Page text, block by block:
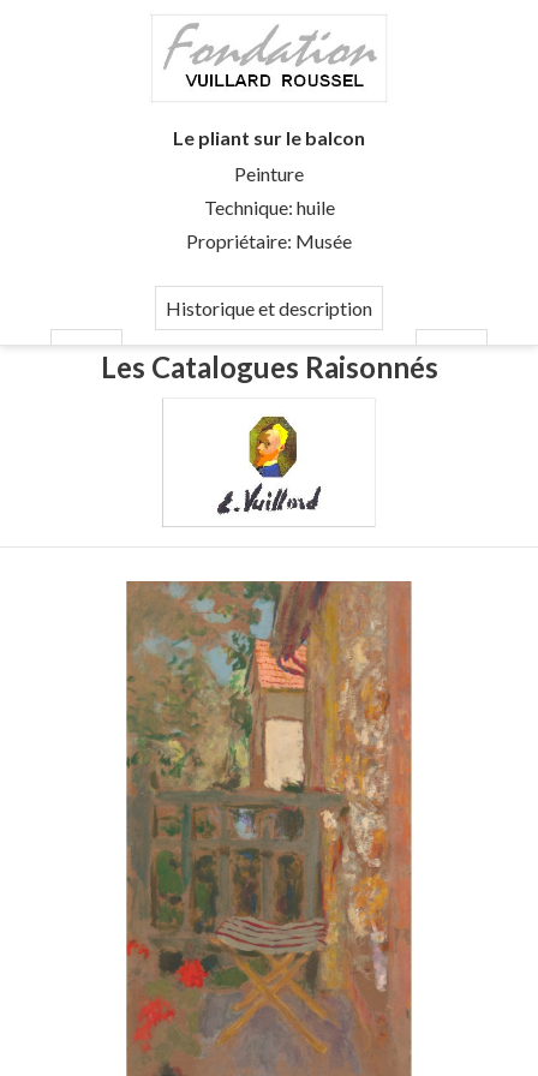
Le pliant sur le balcon
Peinture
Technique: huile
Propriétaire: Musée
Historique et description
Les Catalogues Raisonnés